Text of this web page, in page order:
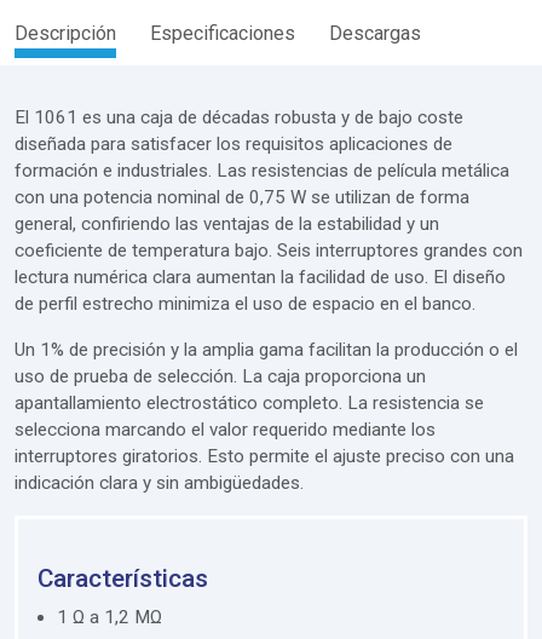
Descripción Especificaciones Descargas
El 1061 es una caja de décadas robusta y de bajo coste
diseñada para satisfacer los requisitos aplicaciones de
formación e industriales. Las resistencias de película metálica
con una potencia nominal de 0,75 W se utilizan de forma
general, confiriendo las ventajas de la estabilidad y un
coeficiente de temperatura bajo. Seis interruptores grandes con
lectura numérica clara aumentan la facilidad de uso. El diseño
de perfil estrecho minimiza el uso de espacio en el banco.
Un 1% de precisión y la amplia gama facilitan la producción o el
uso de prueba de selección. La caja proporciona un
apantallamiento electrostático completo. La resistencia se
selecciona marcando el valor requerido mediante los
interruptores giratorios. Esto permite el ajuste preciso con una
indicación clara y sin ambigüedades.
Características
1 Ω a 1,2 MΩ